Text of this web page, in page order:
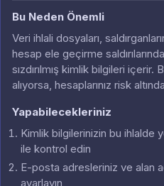
Bu Neden Önemli
Veri ihlali dosyaları,
hesap ele geçirme
sızdırılmış kimlik bilgileri
alıyorsa, hesaplarınız risk
Yapabilecekleriniz
Kimlik bilgilerinizin bu ihlalde
ile kontrol edin
E-posta adresleriniz ve alan
ayarlayın